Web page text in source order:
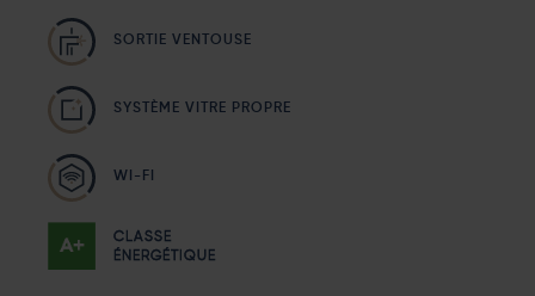
SORTIE VENTOUSE
SYSTÈME VITRE PROPRE
WI-FI
CLASSE
ÉNERGÉTIQUE